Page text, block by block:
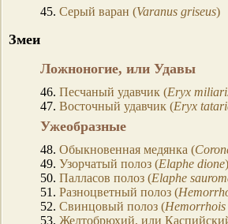
45. Серый варан (Varanus griseus)
Змеи
Ложноногие, или Удавы
46. Песчаный удавчик (Eryx
47. Восточный удавчик (Eryx
Ужеобразные
48. Обыкновенная медянка (
49. Узорчатый полоз (Elaphe dione)
50. Палласов полоз (Elaphe
51. Разноцветный полоз (
52. Свинцовый полоз (
53. Желтобрюхий, или